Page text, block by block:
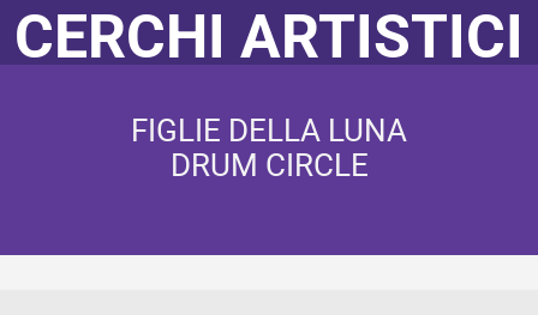
CERCHI ARTISTICI
FIGLIE DELLA LUNA
DRUM CIRCLE